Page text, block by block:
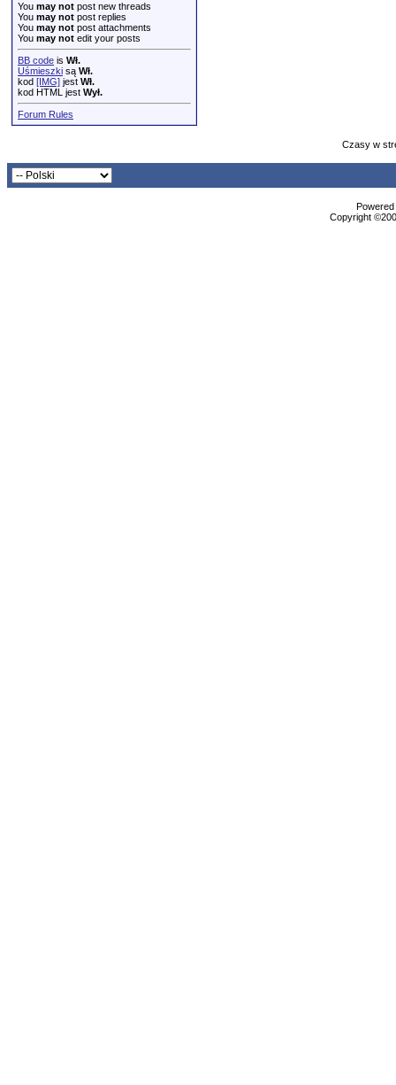
You may not post new threads
You may not post replies
You may not post attachments
You may not edit your posts
BB code is Wł.
Uśmieszki są Wł.
kod [IMG] jest Wł.
kod HTML jest Wył.
Forum Rules
Czasy w
Copyright